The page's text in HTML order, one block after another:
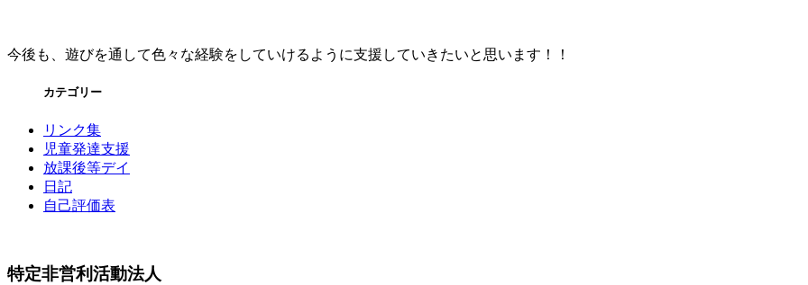
今後も、遊びを通して色々な経験をしていけるように支援していきたいと思います！！
カテゴリー
リンク集
児童発達支援
放課後等デイ
日記
自己評価表
特定非営利活動法人